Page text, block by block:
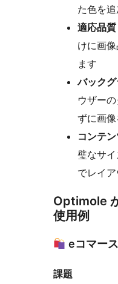
た色を
適応品質
けに画
ます
バック
ウザー
ずに画
コンテ
璧なサ
でレイ
Optimole
使用例
eコマー
課題